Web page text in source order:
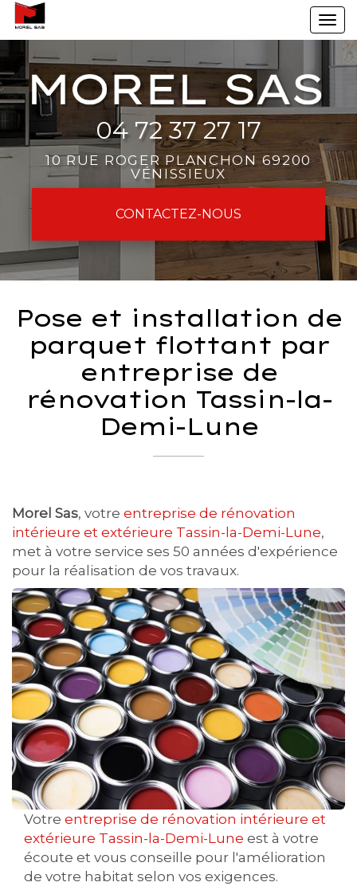
Aller
au
principal
04 72 37 27 17
10 RUE ROGER PLANCHON 69200
VÉNISSIEUX
CONTACTEZ-NOUS
Pose et installation de
parquet flottant par
entreprise de
rénovation Tassin-la-
Demi-Lune
Morel Sas, votre entreprise de rénovation
intérieure et extérieure Tassin-la-Demi-Lune,
met à votre service ses 50 années d'expérience
pour la réalisation de vos travaux.
Votre entreprise de rénovation intérieure et
extérieure Tassin-la-Demi-Lune est à votre
écoute et vous conseille pour l'amélioration
de votre habitat selon vos exigences.